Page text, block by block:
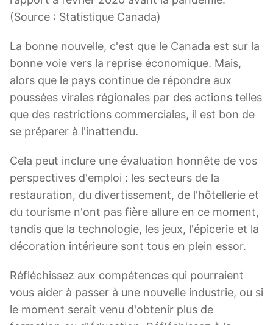
(Source : Statistique Canada)
La bonne nouvelle, c'est que le Canada est sur la
bonne voie vers la reprise économique. Mais,
alors que le pays continue de répondre aux
poussées virales régionales par des actions telles
que des restrictions commerciales, il est bon de
se préparer à l'inattendu.
Cela peut inclure une évaluation honnête de vos
perspectives d'emploi : les secteurs de la
restauration, du divertissement, de l'hôtellerie et
du tourisme n'ont pas fière allure en ce moment,
tandis que la technologie, les jeux, l'épicerie et la
décoration intérieure sont tous en plein essor.
Réfléchissez aux compétences qui pourraient
vous aider à passer à une nouvelle industrie, ou si
le moment serait venu d'obtenir plus de